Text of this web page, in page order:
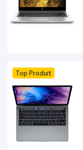
Top Produit